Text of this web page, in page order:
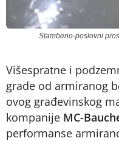
Stambeno-poslovni
Višespratne i
grade od armiranog
ovog građevinskog
kompanije MC-
performanse